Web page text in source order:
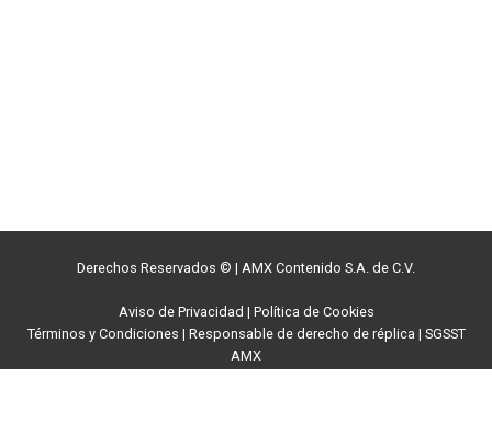
Derechos Reservados © | AMX Contenido S.A. de C.V.
Aviso de Privacidad | Política de Cookies
Términos y Condiciones | Responsable de derecho de réplica | SGSST
AMX